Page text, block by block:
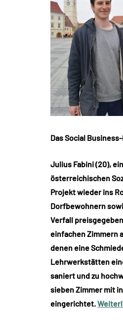
Das Social
Julius Fabini (20),
österreichischen
Projekt wieder ins
Dorfbewohnern
Verfall
einfachen Zimmern
denen eine
Lehrwerkstätten
saniert und zu
sieben Zimmer mit
eingerichtet.